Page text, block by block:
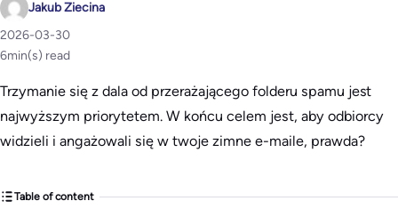
Jakub Ziecina
2026-03-30
6min(s) read
Trzymanie się z dala od przerażającego folderu spamu jest
najwyższym priorytetem. W końcu celem jest, aby odbiorcy
widzieli i angażowali się w twoje zimne e-maile, prawda?
Table of content